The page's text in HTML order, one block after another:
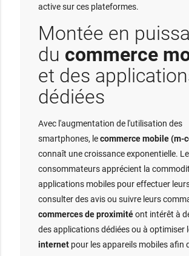
active sur ces plateformes.
Montée en
du commerce
et des
dédiées
Avec l'augmentation de l'utilisation des
smartphones, lecommerce mobile (m-
connaît une croissance exponentielle.
consommateurs apprécient la
applications mobiles pour effectuer
consulter des avis ou suivre leurs
commerces de proximitéont intérêt à
des applications dédiées ou à optimiser
internet pour les appareils mobiles afin